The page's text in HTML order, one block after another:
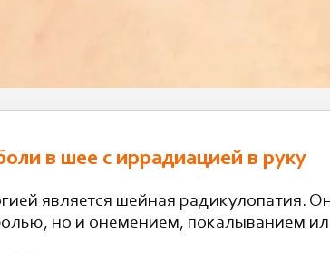
в шее с иррадиацией в руку
является шейная радикулопатия.
но и онемением, покалыванием